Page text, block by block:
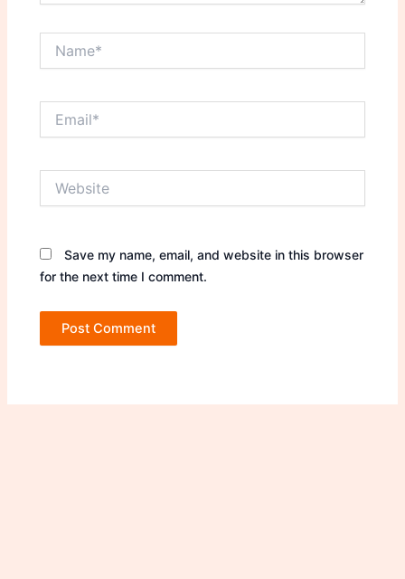
Save my name, email, and website in this browser
for the next time I comment.